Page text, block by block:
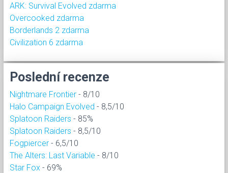
ARK: Survival Evolved zdarma
Overcooked zdarma
Borderlands 2 zdarma
Civilization 6 zdarma
Poslední recenze
Nightmare Frontier - 8/10
Halo Campaign Evolved - 8,5/10
Splatoon Raiders - 85%
Splatoon Raiders - 8,5/10
Fogpiercer - 6,5/10
The Alters: Last Variable - 8/10
Star Fox - 69%